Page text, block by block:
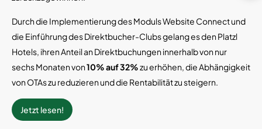
Durch die Implementierung des Moduls Website Connect und
die Einführung des Direktbucher-Clubs gelang es den Platzl
Hotels, ihren Anteil an Direktbuchungen innerhalb von nur
sechs Monaten von10% auf 32%zu erhöhen, die Abhängigkeit
von OTAs zu reduzieren und die Rentabilität zu steigern.
Jetzt lesen!